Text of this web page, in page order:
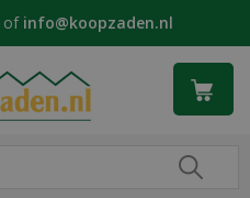
of info@koopzaden.nl